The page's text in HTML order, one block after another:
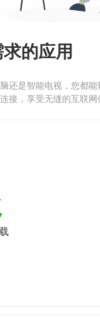
的应用
是智能电视，您都能
接，享受无缝的互联网